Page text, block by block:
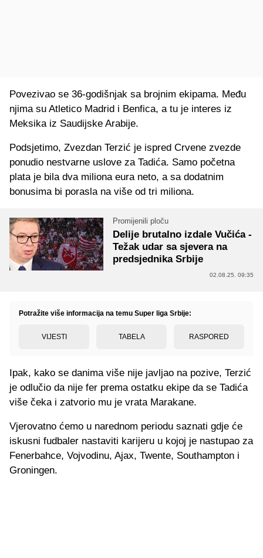
Povezivao se 36-godišnjak sa brojnim ekipama. Među
njima su Atletico Madrid i Benfica, a tu je interes iz
Meksika iz Saudijske Arabije.
Podsjetimo, Zvezdan Terzić je ispred Crvene zvezde
ponudio nestvarne uslove za Tadića. Samo početna
plata je bila dva miliona eura neto, a sa dodatnim
bonusima bi porasla na više od tri miliona.
Promijenili ploču
Delije brutalno izdale Vučića -
Težak udar sa sjevera na
predsjednika Srbije
02.08.25. 09:35
Potražite više informacija na temu Super liga Srbije:
VIJESTI TABELA RASPORED
Ipak, kako se danima više nije javljao na pozive, Terzić
je odlučio da nije fer prema ostatku ekipe da se Tadića
više čeka i zatvorio mu je vrata Marakane.
Vjerovatno ćemo u narednom periodu saznati gdje će
iskusni fudbaler nastaviti karijeru u kojoj je nastupao za
Fenerbahce, Vojvodinu, Ajax, Twente, Southampton i
Groningen.